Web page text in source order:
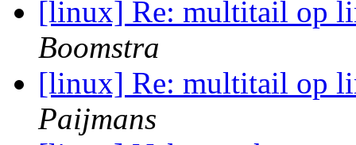
[linux] Re: multitail op
Boomstra
[linux] Re: multitail op
Paijmans